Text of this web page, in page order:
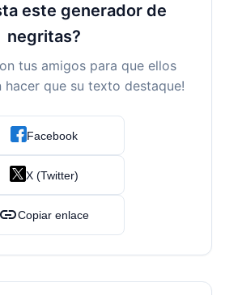
este generador de
negritas?
tus amigos para que ellos
hacer que su texto destaque!
Facebook
X (Twitter)
linkCopiar enlace